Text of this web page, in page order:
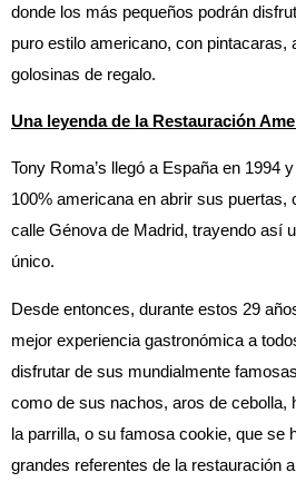
donde los más pequeños podrán
puro estilo americano, con pintacaras,
golosinas de regalo.
Una leyenda de la Restauración
Tony Roma’s llegó a España en 1994
100% americana en abrir sus puertas,
calle Génova de Madrid, trayendo así
único.
Desde entonces, durante estos 29
mejor experiencia gastronómica a
disfrutar de sus mundialmente
como de sus nachos, aros de cebolla,
la parrilla, o su famosa cookie, que se
grandes referentes de la restauración